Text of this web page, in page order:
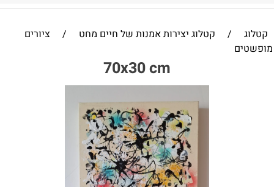
קטלוג / קטלוג יצירות אמנות של חיים מחט /
ציורים
מופשטים
70x30 cm